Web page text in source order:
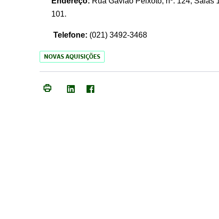
101.
Telefone: (021) 3492-3468
NOVAS AQUISIÇÕES